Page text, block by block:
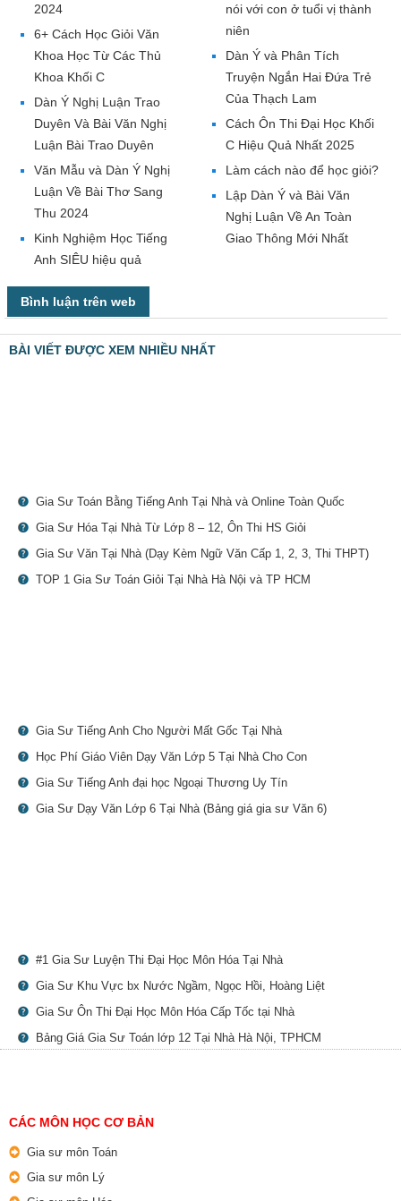
2024
6+ Cách Học Giỏi Văn
Khoa Học Từ Các Thủ
Khoa Khối C
Dàn Ý Nghị Luận Trao
Duyên Và Bài Văn Nghị
Luận Bài Trao Duyên
Văn Mẫu và Dàn Ý Nghị
Luận Về Bài Thơ Sang
Thu 2024
Kinh Nghiệm Học Tiếng
Anh SIÊU hiệu quả
nói với con ở tuổi vị thành
niên
Dàn Ý và Phân Tích
Truyện Ngắn Hai Đứa Trẻ
Của Thạch Lam
Cách Ôn Thi Đại Học Khối
C Hiệu Quả Nhất 2025
Làm cách nào để học giỏi?
Lập Dàn Ý và Bài Văn
Nghị Luận Về An Toàn
Giao Thông Mới Nhất
Bình luận trên web
BÀI VIẾT ĐƯỢC XEM NHIỀU NHẤT
Gia Sư Toán Bằng Tiếng Anh Tại Nhà và Online Toàn Quốc
Gia Sư Hóa Tại Nhà Từ Lớp 8 – 12, Ôn Thi HS Giỏi
Gia Sư Văn Tại Nhà (Dạy Kèm Ngữ Văn Cấp 1, 2, 3, Thi THPT)
TOP 1 Gia Sư Toán Giỏi Tại Nhà Hà Nội và TP HCM
Gia Sư Tiếng Anh Cho Người Mất Gốc Tại Nhà
Học Phí Giáo Viên Dạy Văn Lớp 5 Tại Nhà Cho Con
Gia Sư Tiếng Anh đại học Ngoại Thương Uy Tín
Gia Sư Dạy Văn Lớp 6 Tại Nhà (Bảng giá gia sư Văn 6)
#1 Gia Sư Luyện Thi Đại Học Môn Hóa Tại Nhà
Gia Sư Khu Vực bx Nước Ngầm, Ngọc Hồi, Hoàng Liệt
Gia Sư Ôn Thi Đại Học Môn Hóa Cấp Tốc tại Nhà
Bảng Giá Gia Sư Toán lớp 12 Tại Nhà Hà Nội, TPHCM
CÁC MÔN HỌC CƠ BẢN
Gia sư môn Toán
Gia sư môn Lý